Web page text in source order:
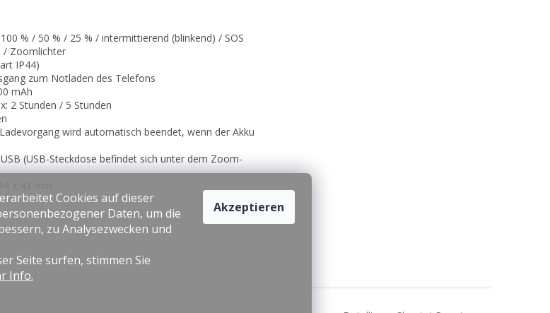
Cookies auf dieser
Daten, um die
zu Analysezwecken und
Seite surfen, stimmen Sie
Info.
Akzeptieren
% / 50 % / 25 % / intermittierend (blinkend) / SOS
/ Zoomlichter
IP44)
zum Notladen des Telefons
mAh
2 Stunden / 5 Stunden
wird automatisch beendet, wenn der Akku
(USB-Steckdose befindet sich unter dem Zoom-